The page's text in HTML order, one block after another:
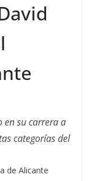
en su carrera a
categorías del
de Alicante